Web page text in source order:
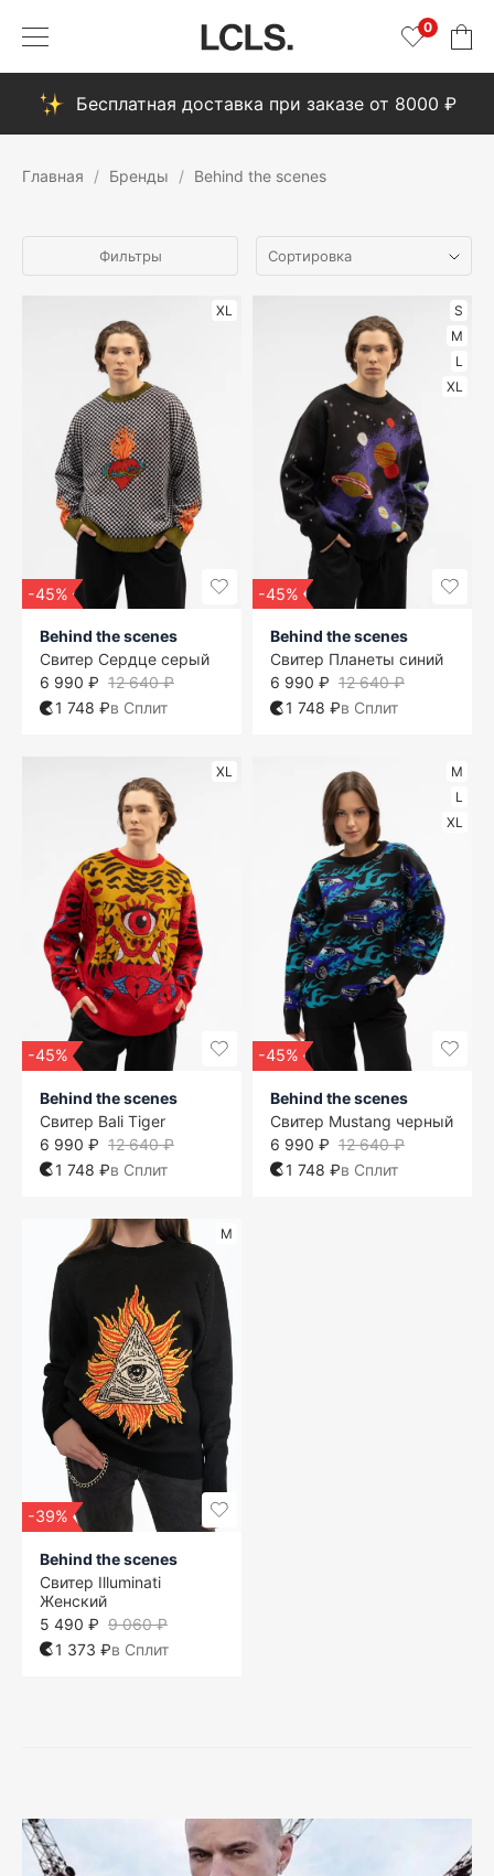
0
Бесплатная доставка при заказе от 8000 ₽
Главная Бренды Behind the scenes
Фильтры
XL
-45%
Behind the scenes
Свитер Сердце серый
12 640 ₽
6 990 ₽
1 748 ₽в Сплит
S
M
L
XL
-45%
Behind the scenes
Свитер Планеты синий
12 640 ₽
6 990 ₽
1 748 ₽в Сплит
XL
-45%
Behind the scenes
Свитер Bali Tiger
12 640 ₽
6 990 ₽
1 748 ₽в Сплит
M
L
XL
-45%
Behind the scenes
Свитер Mustang черный
12 640 ₽
6 990 ₽
1 748 ₽в Сплит
M
-39%
Behind the scenes
Свитер Illuminati
Женский
9 060 ₽
5 490 ₽
1 373 ₽в Сплит